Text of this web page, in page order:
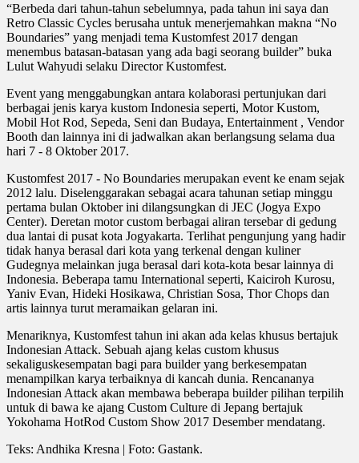
“Berbeda dari tahun-tahun sebelumnya, pada tahun ini saya dan
Retro Classic Cycles berusaha untuk menerjemahkan makna “No
Boundaries” yang menjadi tema Kustomfest 2017 dengan
menembus batasan-batasan yang ada bagi seorang builder” buka
Lulut Wahyudi selaku Director Kustomfest.
Event yang menggabungkan antara kolaborasi pertunjukan dari
berbagai jenis karya kustom Indonesia seperti, Motor Kustom,
Mobil Hot Rod, Sepeda, Seni dan Budaya, Entertainment , Vendor
Booth dan lainnya ini di jadwalkan akan berlangsung selama dua
hari 7 - 8 Oktober 2017.
Kustomfest 2017 - No Boundaries merupakan event ke enam sejak
2012 lalu. Diselenggarakan sebagai acara tahunan setiap minggu
pertama bulan Oktober ini dilangsungkan di JEC (Jogya Expo
Center). Deretan motor custom berbagai aliran tersebar di gedung
dua lantai di pusat kota Jogyakarta. Terlihat pengunjung yang hadir
tidak hanya berasal dari kota yang terkenal dengan kuliner
Gudegnya melainkan juga berasal dari kota-kota besar lainnya di
Indonesia. Beberapa tamu International seperti, Kaiciroh Kurosu,
Yaniv Evan, Hideki Hosikawa, Christian Sosa, Thor Chops dan
artis lainnya turut meramaikan gelaran ini.
Menariknya, Kustomfest tahun ini akan ada kelas khusus bertajuk
Indonesian Attack. Sebuah ajang kelas custom khusus
sekaliguskesempatan bagi para builder yang berkesempatan
menampilkan karya terbaiknya di kancah dunia. Rencananya
Indonesian Attack akan membawa beberapa builder pilihan terpilih
untuk di bawa ke ajang Custom Culture di Jepang bertajuk
Yokohama HotRod Custom Show 2017 Desember mendatang.
Teks: Andhika Kresna | Foto: Gastank.